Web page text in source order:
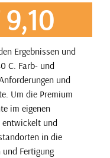
Ergebnissen und
C. Farb- und
und
Um die Premium
im eigenen
entwickelt und
in die
Fertigung